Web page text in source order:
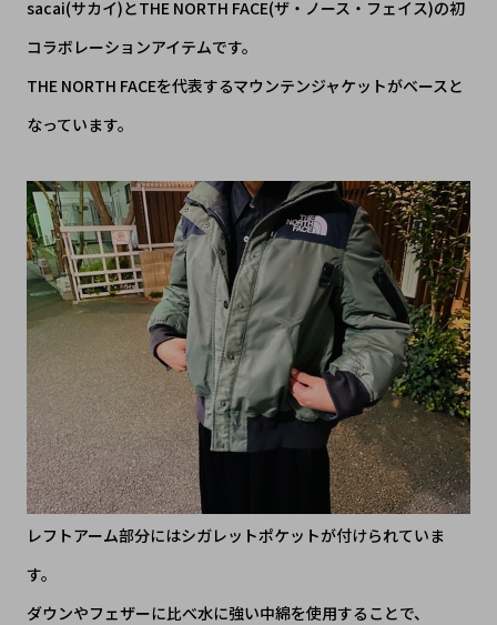
sacai(サカイ)とTHE NORTH FACE(ザ・ノース・フェイス)の初
コラボレーションアイテムです。
THE NORTH FACEを代表するマウンテンジャケットがベースと
なっています。
レフトアーム部分にはシガレットポケットが付けられていま
す。
ダウンやフェザーに比べ水に強い中綿を使用することで、